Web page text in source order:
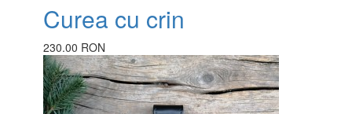
Curea cu crin
230.00 RON